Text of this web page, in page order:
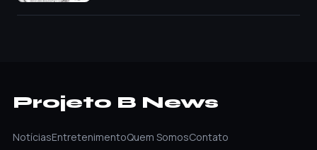
Projeto B News
NotíciasEntretenimentoQuem SomosContato